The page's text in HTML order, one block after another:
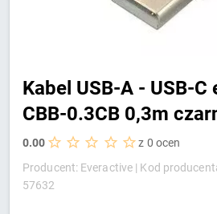
Kabel USB-A - USB-C
CBB-0.3CB 0,3m
0.00
z 0 ocen
Producent: Everactive | Kod
57632